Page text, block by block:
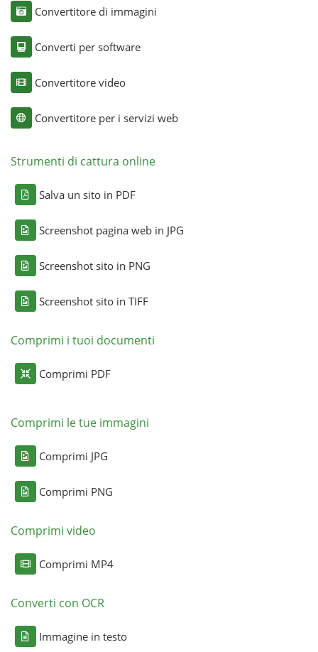
Convertitore di immagini
Converti per software
Convertitore video
Convertitore per i servizi web
Strumenti di cattura online
Salva un sito in PDF
Screenshot pagina web in JPG
Screenshot sito in PNG
Screenshot sito in TIFF
Comprimi i tuoi documenti
Comprimi PDF
Comprimi le tue immagini
Comprimi JPG
Comprimi PNG
Comprimi video
Comprimi MP4
Converti con OCR
Immagine in testo